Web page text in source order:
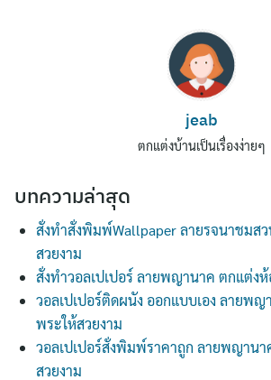
jeab
ตกแต่งบ้านเป็นเรื่องง่ายๆ
บทความล่าสุด
สั่งทำสั่งพิมพ์Wallpaper ลายรจนาชมส
สวยงาม
สั่งทำวอลเปเปอร์ ลายพญานาค ตกแต่งห้
วอลเปเปอร์ติดผนัง ออกแบบเอง ลายพ
พระให้สวยงาม
วอลเปเปอร์สั่งพิมพ์ราคาถูก ลายพญาน
สวยงาม